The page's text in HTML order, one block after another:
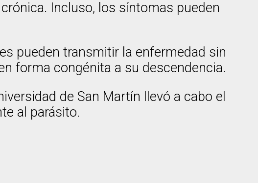
Incluso, los síntomas pueden
pueden transmitir la enfermedad sin
forma congénita a su descendencia.
de San Martín llevó a cabo el
al parásito.